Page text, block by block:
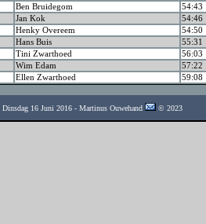
Ben Bruidegom
54:43
Jan Kok
54:46
Henky Overeem
54:50
Hans Buis
55:31
Tini Zwarthoed
56:03
Wim Edam
57:22
Ellen Zwarthoed 59:08
Dinsdag 16 Juni 2016 - Martinus Ouwehand © 2023